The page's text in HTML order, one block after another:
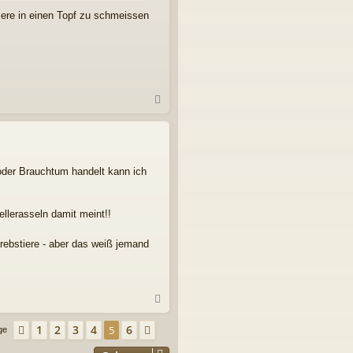
in einen Topf zu schmeissen
c
Brauchtum handelt kann ich
damit meint!!
- aber das weiß jemand
a
o
Vorherige
1 2 3 4 5 6